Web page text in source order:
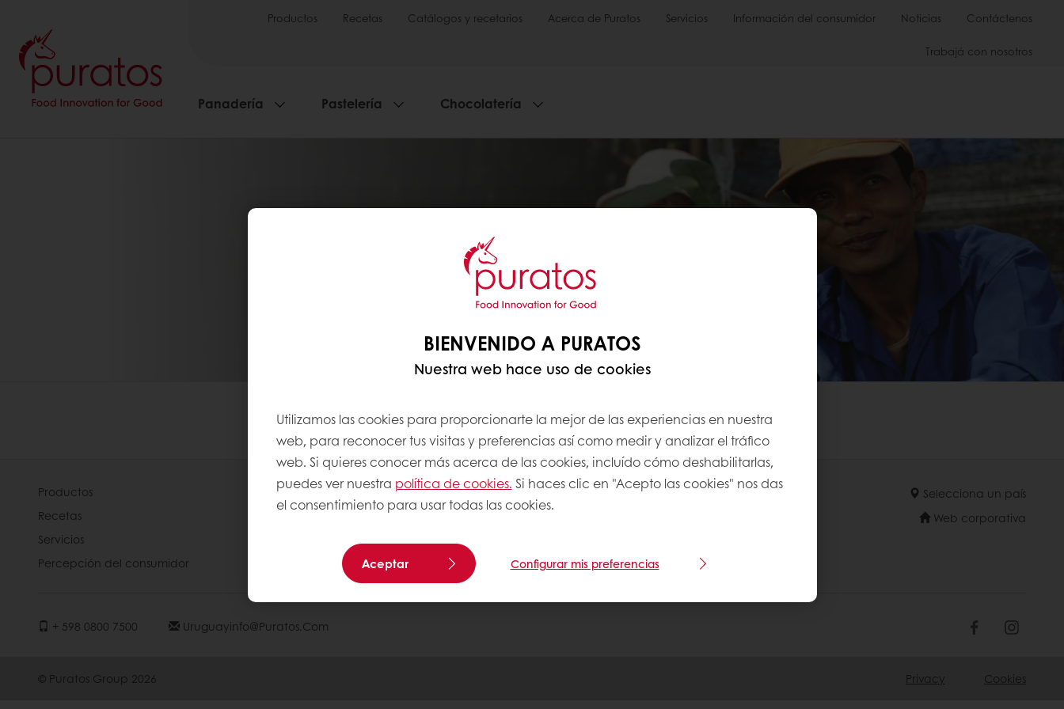
Productos Recetas Catálogos y recetarios Acerca de Puratos Servicios Información del consumidor Noticias Contáctenos
Trabajá con nosotros
Panadería Pastelería Chocolatería
NUESTRO COMPROMISO
BIENVENIDO A PURATOS
Nuestra web hace uso de cookies
Utilizamos las cookies para proporcionarte la mejor de las experiencias en nuestra
web, para reconocer tus visitas y preferencias así como medir y analizar el tráfico
web. Si quieres conocer más acerca de las cookies, incluído cómo deshabilitarlas,
puedes ver nuestra política de cookies. Si haces clic en "Acepto las cookies" nos das
el consentimiento para usar todas las cookies.
Aceptar Configurar mis preferencias
Productos
Recetas
Servicios
Percepción del consumidor
Acerca de Puratos
Términos y condiciones
Selecciona un país
Web corporativa
+ 598 0800 7500 Uruguayinfo@puratos.com
© Puratos Group 2026 Privacy Cookies